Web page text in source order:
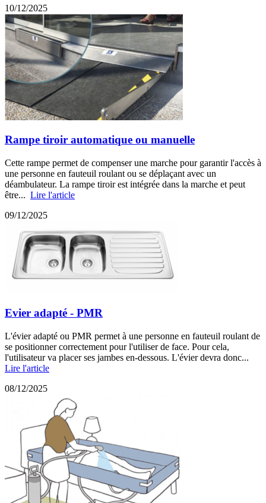
10/12/2025
Rampe tiroir automatique ou manuelle
Cette rampe permet de compenser une marche pour garantir l'accès à
une personne en fauteuil roulant ou se déplaçant avec un
déambulateur. La rampe tiroir est intégrée dans la marche et peut
être... Lire l'article
09/12/2025
Evier adapté - PMR
L'évier adapté ou PMR permet à une personne en fauteuil roulant de
se positionner correctement pour l'utiliser de face. Pour cela,
l'utilisateur va placer ses jambes en-dessous. L'évier devra donc...
Lire l'article
08/12/2025